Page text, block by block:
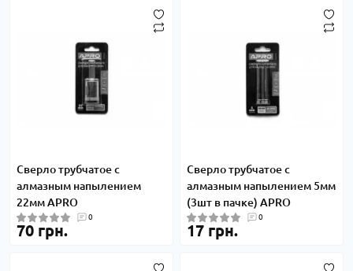
Сверло трубчатое с
алмазным напылением
22мм APRO
0
70 грн.
Сверло трубчатое с
алмазным напылением 5мм
(3шт в пачке) APRO
0
17 грн.